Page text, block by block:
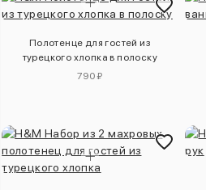
Полотенце для гостей из
турецкого хлопка в полоску
790 ₽